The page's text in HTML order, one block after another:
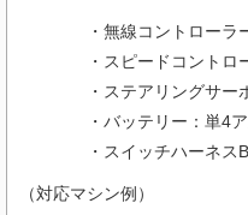
・無線コントローラー
・スピードコントロー
・ステアリングサーボ
・バッテリー：単4ア
・スイッチハーネス
（対応マシン例）